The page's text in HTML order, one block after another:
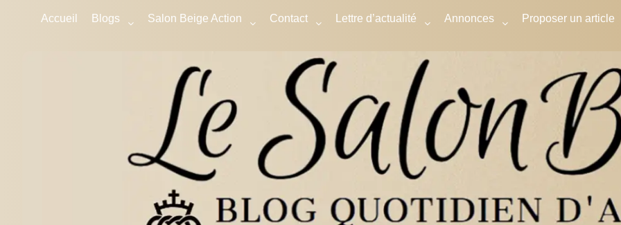
Accueil Blogs Salon Beige Action Contact Lettre d’actualité Annonces Proposer un article